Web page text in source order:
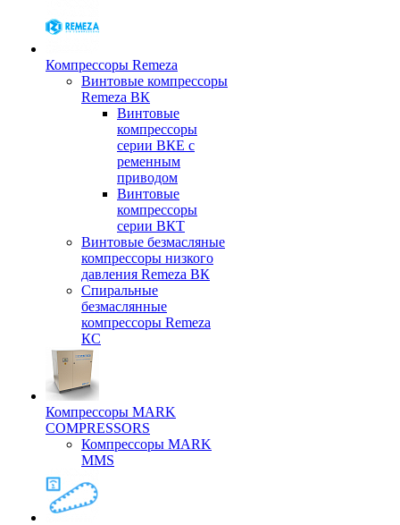
Компрессоры Remeza
Винтовые компрессоры
Remeza ВК
Винтовые
компрессоры
серии ВКЕ с
ременным
приводом
Винтовые
компрессоры
серии ВКТ
Винтовые безмасляные
компрессоры низкого
давления Remeza ВК
Спиральные
безмаслянные
компрессоры Remeza
КС
Компрессоры MARK
COMPRESSORS
Компрессоры MARK
MMS